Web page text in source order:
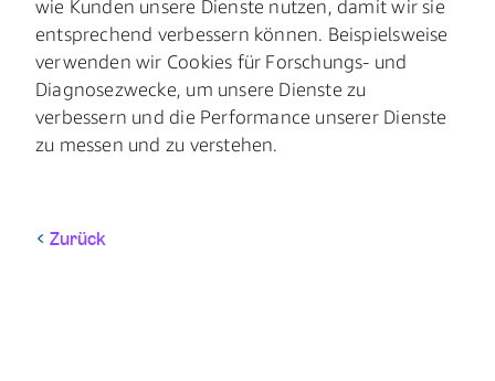
wie Kunden unsere Dienste nutzen, damit wir sie
entsprechend verbessern können. Beispielsweise
verwenden wir Cookies für Forschungs- und
Diagnosezwecke, um unsere Dienste zu
verbessern und die Performance unserer Dienste
zu messen und zu verstehen.
Zurück